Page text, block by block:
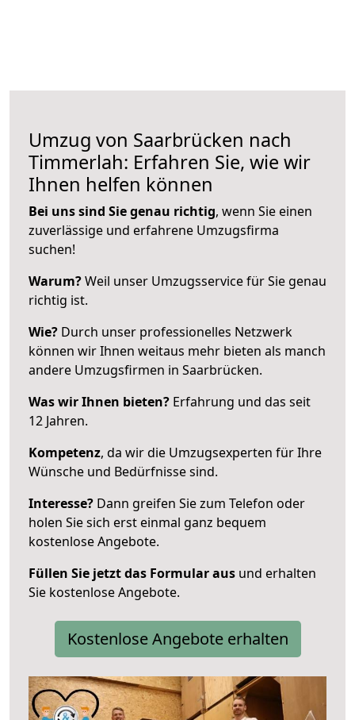
Umzug von Saarbrücken nach
Timmerlah: Erfahren Sie, wie wir
Ihnen helfen können
Bei uns sind Sie genau richtig, wenn Sie einen
zuverlässige und erfahrene Umzugsfirma
suchen!
Warum?Weil unser Umzugsservice für Sie genau
richtig ist.
Wie? Durch unser professionelles Netzwerk
können wir Ihnen weitaus mehr bieten als manch
andere Umzugsfirmen in Saarbrücken.
Was wir Ihnen bieten? Erfahrung und das seit
12 Jahren.
Kompetenz, da wir die Umzugsexperten für Ihre
Wünsche und Bedürfnisse sind.
Interesse? Dann greifen Sie zum Telefon oder
holen Sie sich erst einmal ganz bequem
kostenlose Angebote.
Füllen Sie jetzt das Formular aus und erhalten
Sie kostenlose Angebote.
Kostenlose Angebote erhalten